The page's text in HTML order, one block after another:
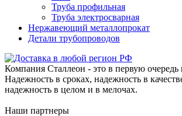
Труба профильная
Труба электросварная
Нержавеющий металлопрокат
Детали трубопроводов
Компания Сталлеон - это в первую очередь
Надежность в сроках, надежность в
надежность в целом и в мелочах.
Наши партнеры